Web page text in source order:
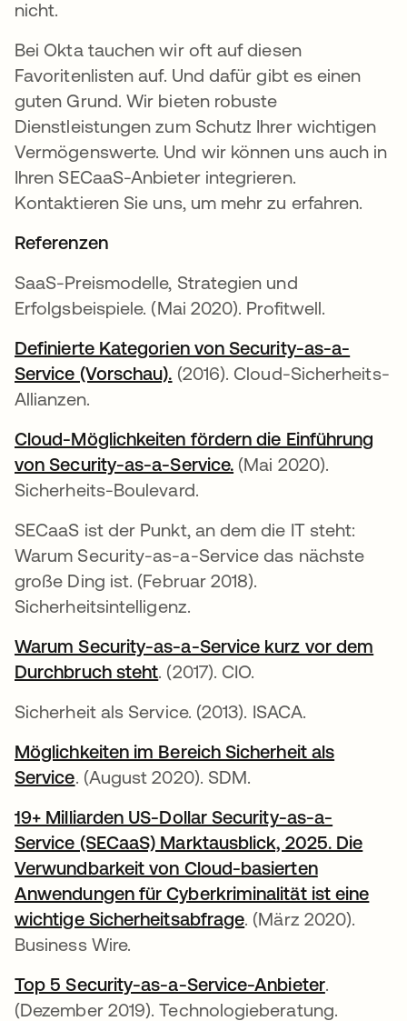
nicht.
Bei Okta tauchen wir oft auf diesen
Favoritenlisten auf. Und dafür gibt es einen
guten Grund. Wir bieten robuste
Dienstleistungen zum Schutz Ihrer wichtigen
Vermögenswerte. Und wir können uns auch in
Ihren SECaaS-Anbieter integrieren.
Kontaktieren Sie uns, um mehr zu erfahren.
Referenzen
SaaS-Preismodelle, Strategien und
Erfolgsbeispiele. (Mai 2020). Profitwell.
Definierte Kategorien von Security-as-a-
Service (Vorschau). wird in einer neuen
(2016). Cloud-Sicherheits-
Allianzen.
Cloud-Möglichkeiten fördern die Einführung
von Security-as-a-Service. wird in einer neuen
(Mai 2020).
Sicherheits-Boulevard.
SECaaS ist der Punkt, an dem die IT steht:
Warum Security-as-a-Service das nächste
große Ding ist. (Februar 2018).
Sicherheitsintelligenz.
Warum Security-as-a-Service kurz vor dem
Durchbruch stehtwird in einer neuen
. (2017). CIO.
Sicherheit als Service. (2013). ISACA.
Möglichkeiten im Bereich Sicherheit als
Servicewird in einer neuen Registerkarte
. (August 2020). SDM.
19+ Milliarden US-Dollar Security-as-a-
Service (SECaaS) Marktausblick, 2025. Die
Verwundbarkeit von Cloud-basierten
Anwendungen für Cyberkriminalität ist eine
wichtige Sicherheitsabfragewird in einer
. (März 2020).
Business Wire.
Top 5 Security-as-a-Service-Anbieterwird in
.
(Dezember 2019). Technologieberatung.